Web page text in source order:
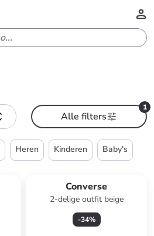
1
Alle filters
Heren Kinderen Baby's
Converse
2-delige outfit beige
-34%